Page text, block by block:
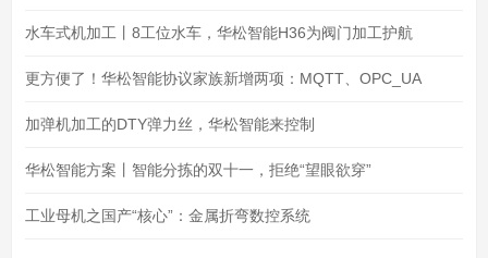
水车式机加工丨8工位水车，华松智能H36为阀门加工护航
更方便了！华松智能协议家族新增两项：MQTT、OPC_UA
加弹机加工的DTY弹力丝，华松智能来控制
华松智能方案丨智能分拣的双十一，拒绝“望眼欲穿”
工业母机之国产“核心”：金属折弯数控系统